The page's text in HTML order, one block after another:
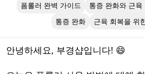
폼롤러 완벽 가이드
통증 완화와 근
통증 완화
근육 회복을 위
안녕하세요, 부경샵입니다! 😄